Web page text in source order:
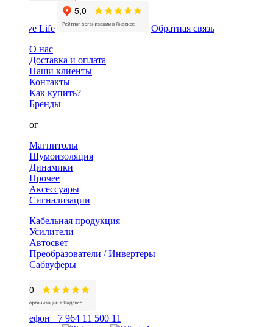
Обратная связь
О нас
Доставка и оплата
Наши клиенты
Контакты
Как купить?
Бренды
Каталог
Магнитолы
Шумоизоляция
Динамики
Прочее
Аксессуары
Сигнализации
Кабельная продукция
Усилители
Автосвет
Преобразователи / Инвертеры
Сабвуферы
+7 964 11 500 11